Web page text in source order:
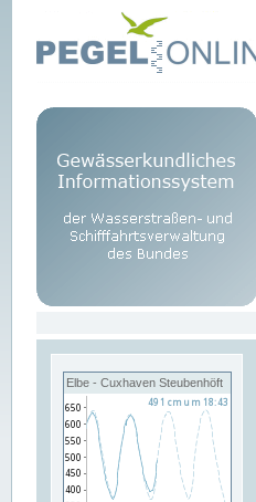
Elbe - Cuxhaven Steubenhöft